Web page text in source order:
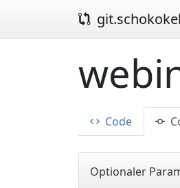
Code
Optionaler